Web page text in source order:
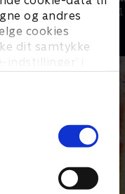
og andres
cookies
dit samtykke
indstillinger’ i
Dokumentar •